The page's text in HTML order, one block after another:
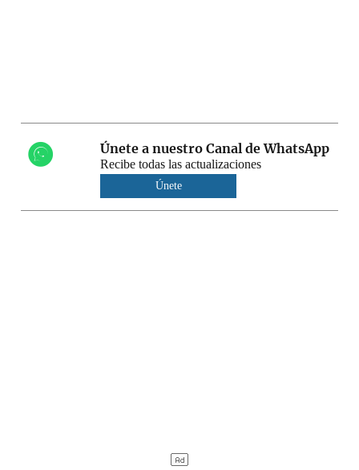
Únete a nuestro Canal de WhatsApp
Recibe todas las actualizaciones
Únete